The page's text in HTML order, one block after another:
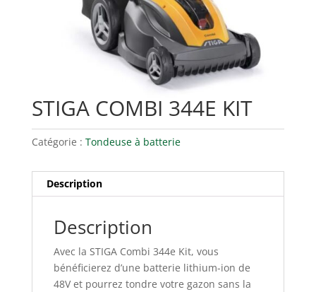
STIGA COMBI 344E KIT
Catégorie : Tondeuse à batterie
Description
Description
Avec la STIGA Combi 344e Kit, vous
bénéficierez d’une batterie lithium-ion de
48V et pourrez tondre votre gazon sans la